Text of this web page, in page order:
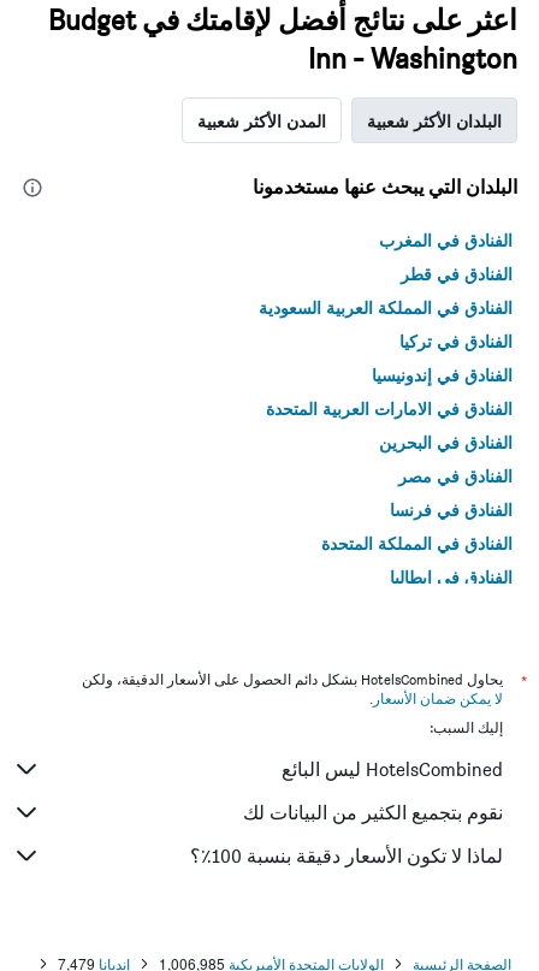
اعثر على نتائج أفضل لإقامتك في Budget
Inn - Washington
البلدان الأكثر شعبية المدن الأكثر شعبية
البلدان التي يبحث عنها مستخدمونا
الفنادق في المغرب
الفنادق في قطر
الفنادق في المملكة العربية السعودية
الفنادق في تركيا
الفنادق في إندونيسيا
الفنادق في الامارات العربية المتحدة
الفنادق في البحرين
الفنادق في مصر
الفنادق في فرنسا
الفنادق في المملكة المتحدة
الفنادق في إيطاليا
*
يحاول HotelsCombined بشكل دائم الحصول على الأسعار الدقيقة، ولكن
لا يمكن ضمان الأسعار .
إليك السبب:
HotelsCombined ليس البائع
نقوم بتجميع الكثير من البيانات لك
لماذا لا تكون الأسعار دقيقة بنسبة 100٪؟
الصفحة الرئيسية الولايات المتحدة الأميريكية 1,006,985 إنديانا 7,479